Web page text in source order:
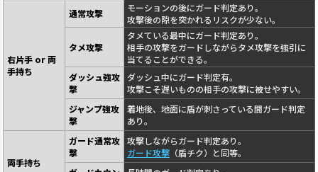
右片手 or 両
手持ち
通常攻撃
モーションの後にガード判定あり。
攻撃後の隙を突かれるリスクが少ない。
タメ攻撃
タメている最中にガード判定あり。
相手の攻撃をガードしながらタメ攻撃を強引に
当てることができる。
ダッシュ強攻
撃
ダッシュ中にガード判定有。
攻撃こそ遅いものの相手の攻撃に被せやすい。
ジャンプ強攻
撃
着地後、地面に盾が刺さっている間ガード判定
あり。
両手持ち
ガード通常攻
撃
攻撃しながらガード判定あり。
ガード攻撃 （盾チク）と同等。